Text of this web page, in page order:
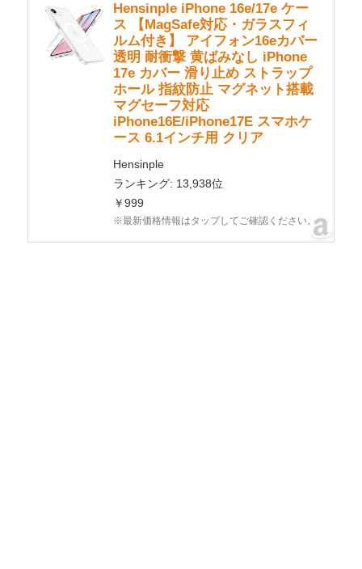
Hensinple iPhone 16e/17e ケー
ス 【MagSafe対応・ガラスフィ
ルム付き】 アイフォン16eカバー
透明 耐衝撃 黄ばみなし iPhone
17e カバー 滑り止め ストラップ
ホール 指紋防止 マグネット搭載
マグセーフ対応
iPhone16E/iPhone17E スマホケ
ース 6.1インチ用 クリア
Hensinple
ランキング: 13,938位
￥999
※最新価格情報はタップしてご確認ください。